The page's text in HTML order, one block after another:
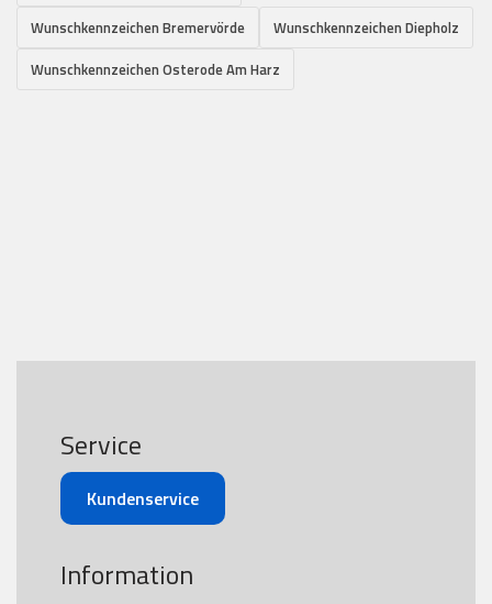
Wunschkennzeichen Bremervörde
Wunschkennzeichen Diepholz
Wunschkennzeichen Osterode Am Harz
Service
Kundenservice
Information